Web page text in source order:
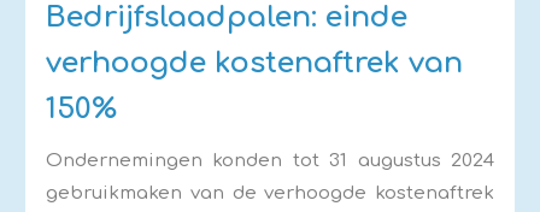
Bedrijfslaadpalen: einde
verhoogde kostenaftrek van
150%
Ondernemingen konden tot 31 augustus 2024
gebruikmaken van de verhoogde kostenaftrek